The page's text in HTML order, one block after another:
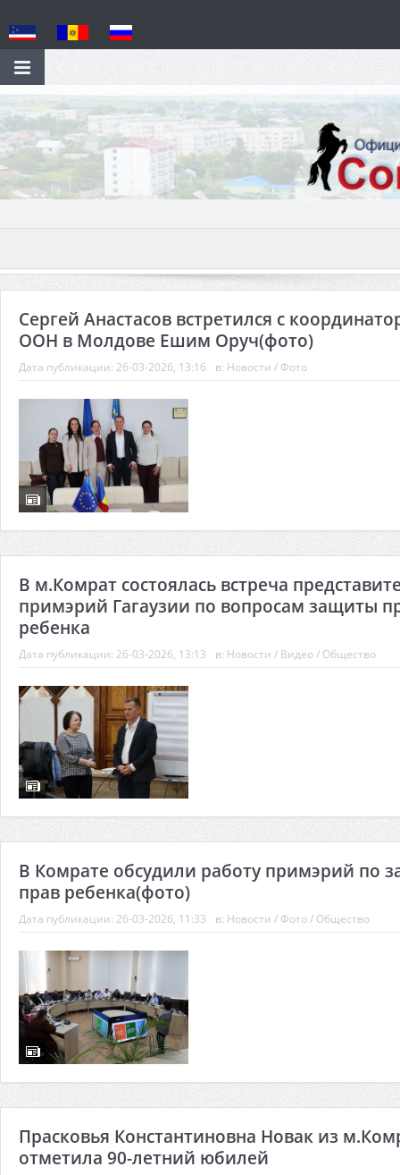
Сергей Анастасов встретился с
ООН в Молдове Ешим Оруч(фото)
Дата публикации: 26-03-2026, 13:16 в: Новости / Фото
В м.Комрат состоялась встреча
примэрий Гагаузии по вопросам защиты
ребенка
Дата публикации: 26-03-2026, 13:13 в: Новости / Видео/ Общество
В Комрате обсудили работу примэрий по
прав ребенка(фото)
Дата публикации: 26-03-2026, 11:33 в: Новости / Фото/ Общество
Прасковья Константиновна Новак из
отметила 90-летний юбилей